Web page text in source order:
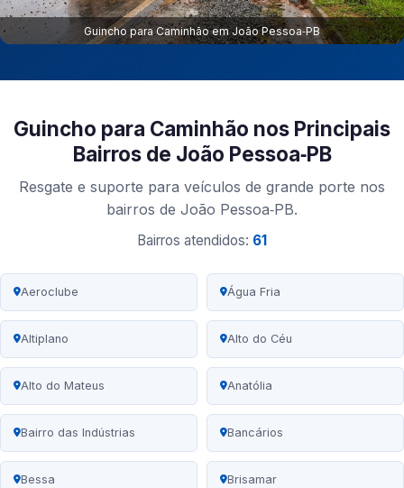
Guincho para Caminhão em João Pessoa‑PB
Guincho para Caminhão nos Principais
Bairros de João Pessoa‑PB
Resgate e suporte para veículos de grande porte nos
bairros de João Pessoa‑PB.
Bairros atendidos: 61
Aeroclube Água Fria
Altiplano Alto do Céu
Alto do Mateus Anatólia
Bairro das Indústrias Bancários
Bessa Brisamar